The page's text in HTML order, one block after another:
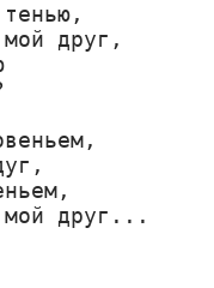
друг,
друг...